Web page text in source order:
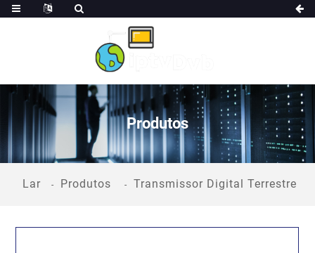
Produtos
Lar Produtos Transmissor Digital Terrestre